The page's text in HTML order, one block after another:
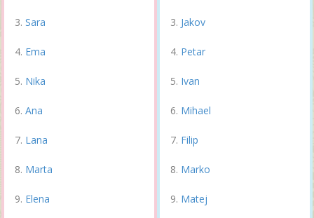
Sara
Ema
Nika
Ana
Lana
Marta
Elena
Jakov
Petar
Ivan
Mihael
Filip
Marko
Matej